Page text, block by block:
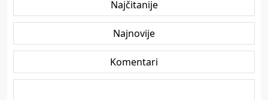
Najčitanije
Najnovije
Komentari